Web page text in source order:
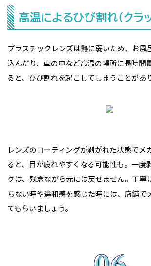
高温によるひび割れ（クラッ
プラスチックレンズは熱に弱いため、お風
込んだり、車の中など高温の場所に長時間
ると、ひび割れを起こしてしまうことがあ
レンズのコーティングが剥がれた状態でメ
ると、目が疲れやすくなる可能性も。一度
グは、残念ながら元には戻せません。丁寧
ちない時や違和感を感じた時には、店舗で
てもらいましょう。